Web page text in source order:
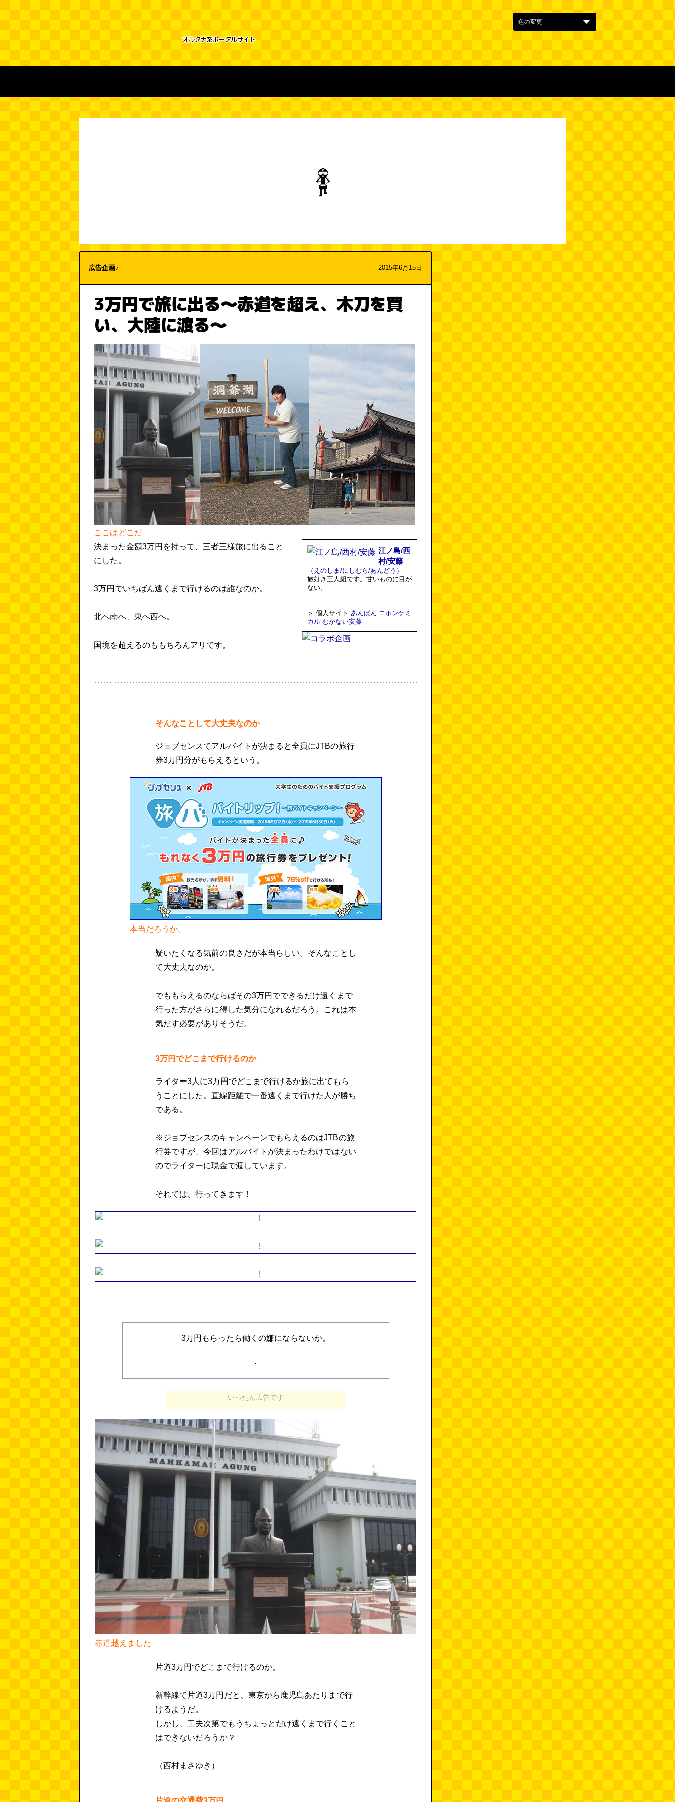
広告企画♪ 2015年6月15日
3万円で旅に出る～赤道を超え、木刀を買
い、大陸に渡る～
ここはどこだ
決まった金額3万円を持って、三者三様旅に出ること
にした。
3万円でいちばん遠くまで行けるのは誰なのか。
北へ南へ、東へ西へ。
国境を超えるのももちろんアリです。
江ノ島/西
村/安藤
（えのしま/にしむら/あんどう）
旅好き三人組です。甘いものに目が
ない。
＞ 個人サイト あんぱん ニホンケミ
カル むかない安藤
そんなことして大丈夫なのか
ジョブセンスでアルバイトが決まると全員にJTBの旅行
券3万円分がもらえるという。
本当だろうか。
疑いたくなる気前の良さだが本当らしい。そんなことし
て大丈夫なのか。
でももらえるのならばその3万円でできるだけ遠くまで
行った方がさらに得した気分になれるだろう。これは本
気だす必要がありそうだ。
3万円でどこまで行けるのか
ライター3人に3万円でどこまで行けるか旅に出てもら
うことにした。直線距離で一番遠くまで行けた人が勝ち
である。
※ジョブセンスのキャンペーンでもらえるのはJTBの旅
行券ですが、今回はアルバイトが決まったわけではない
のでライターに現金で渡しています。
それでは、行ってきます！
3万円もらったら働くの嫌にならないか。
いったん広告です
赤道越えました
片道3万円でどこまで行けるのか。
新幹線で片道3万円だと、東京から鹿児島あたりまで行
けるようだ。
しかし、工夫次第でもうちょっとだけ遠くまで行くこと
はできないだろうか？
（西村まさゆき）